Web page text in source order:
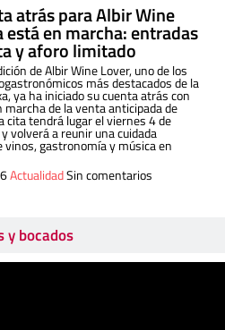
atrás para Albir Wine
está en marcha: entradas
y aforo limitado
de Albir Wine Lover, uno de los
más destacados de la
ya ha iniciado su cuenta atrás con
marcha de la venta anticipada de
cita tendrá lugar el viernes 4 de
volverá a reunir una cuidada
vinos, gastronomía y música en
ActualidadSin comentarios
y bocados